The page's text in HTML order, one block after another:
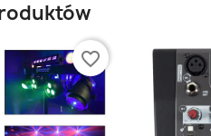
favorite_border